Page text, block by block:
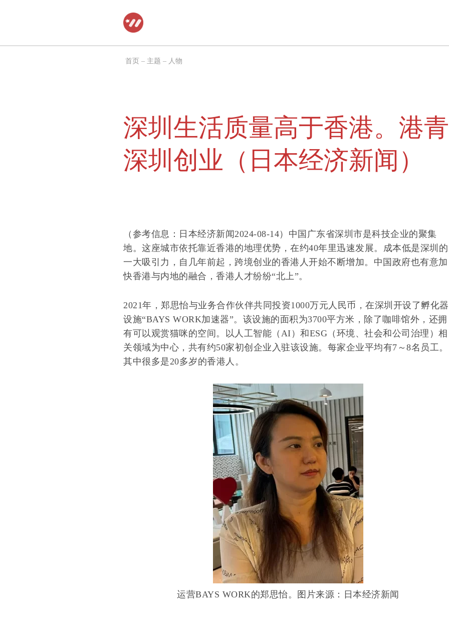
首页 – 主题 – 人物
深圳生活质量高于香港。港青
深圳创业（日本经济新闻）
（参考信息：日本经济新闻2024-08-14）中国广东省深圳市是科技企业的聚集
地。这座城市依托靠近香港的地理优势，在约40年里迅速发展。成本低是深圳的
一大吸引力，自几年前起，跨境创业的香港人开始不断增加。中国政府也有意加
快香港与内地的融合，香港人才纷纷“北上”。
2021年，郑思怡与业务合作伙伴共同投资1000万元人民币，在深圳开设了孵化器
设施“BAYS WORK加速器”。该设施的面积为3700平方米，除了咖啡馆外，还拥
有可以观赏猫咪的空间。以人工智能（AI）和ESG（环境、社会和公司治理）相
关领域为中心，共有约50家初创企业入驻该设施。每家企业平均有7～8名员工。
其中很多是20多岁的香港人。
运营BAYS WORK的郑思怡。图片来源：日本经济新闻